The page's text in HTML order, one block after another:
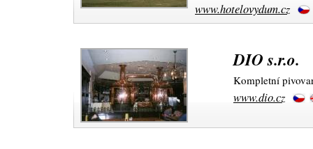
www.hotelovydum.cz
DIO s.r.o.
Kompletní
www.dio.cz